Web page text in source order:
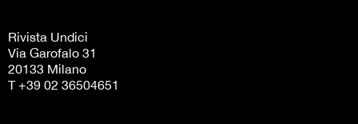
Rivista Undici
Via Garofalo 31
20133 Milano
T +39 02 36504651